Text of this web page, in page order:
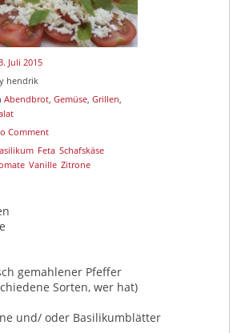
Juli 2015
hendrik
Abendbrot, Gemüse, Grillen,
Comment
Feta Schafskäse
Vanille Zitrone
gemahlener Pfeffer
Sorten, wer hat)
und/ oder Basilikumblätter